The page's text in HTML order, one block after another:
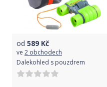
schopnost technicky myslet a
jedinečnou strukturu, dá dítěti
svou práci cítit skutečně hrdě.
Obsah balení:
od 589 Kč
ve 2 obchodech
Dalekohled s pouzdrem